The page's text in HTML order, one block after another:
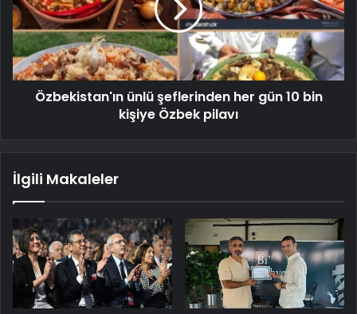
Özbekistan'ın ünlü şeflerinden her gün 10 bin
kişiye Özbek pilavı
İlgili Makaleler